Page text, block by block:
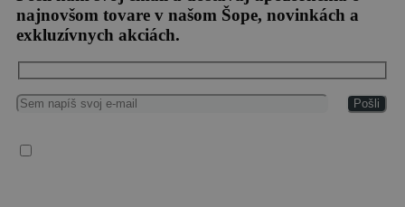
najnovšom tovare v našom Šope, novinkách a
exkluzívnych akciách.